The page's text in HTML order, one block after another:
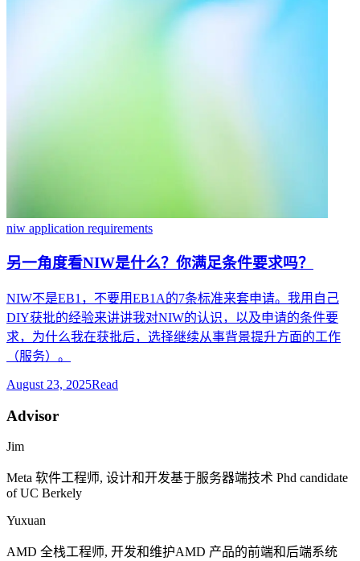
niw application requirements
另一角度看NIW是什么？你满足条件要求吗？
NIW不是EB1，不要用EB1A的7条标准来套申请。我用自己
DIY获批的经验来讲讲我对NIW的认识，以及申请的条件要
求，为什么我在获批后，选择继续从事背景提升方面的工作
（服务）。
August 23, 2025Read
Advisor
Jim
Meta 软件工程师, 设计和开发基于服务器端技术 Phd candidate
of UC Berkely
Yuxuan
AMD 全栈工程师, 开发和维护AMD 产品的前端和后端系统